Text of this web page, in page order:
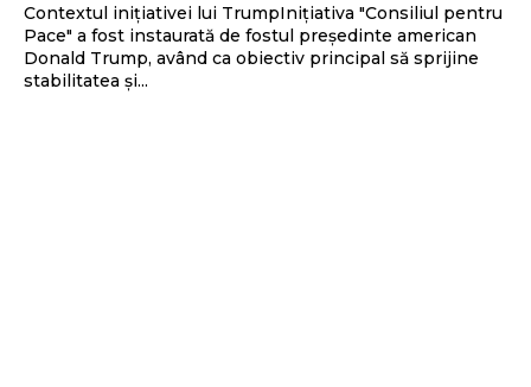
Contextul inițiativei lui TrumpInițiativa "Consiliul pentru
Pace" a fost instaurată de fostul președinte american
Donald Trump, având ca obiectiv principal să sprijine
stabilitatea și...